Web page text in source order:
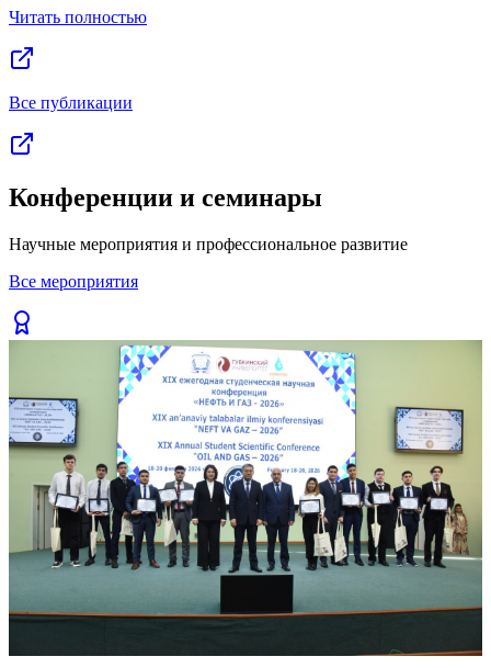
Previous slide Next slide
Читать полностью
Все публикации
Конференции и семинары
Научные мероприятия и профессиональное развитие
Все мероприятия